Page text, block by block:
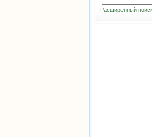
Расширенный